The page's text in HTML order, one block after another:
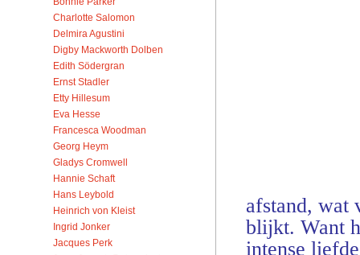
Charlotte Salomon
Delmira Agustini
Digby Mackworth Dolben
Edith Södergran
Ernst Stadler
Etty Hillesum
Eva Hesse
Francesca Woodman
Georg Heym
Gladys Cromwell
Hannie Schaft
Hans Leybold
Heinrich von Kleist
Ingrid Jonker
Jacques Perk
afstand, wat
blijkt. Want
intense